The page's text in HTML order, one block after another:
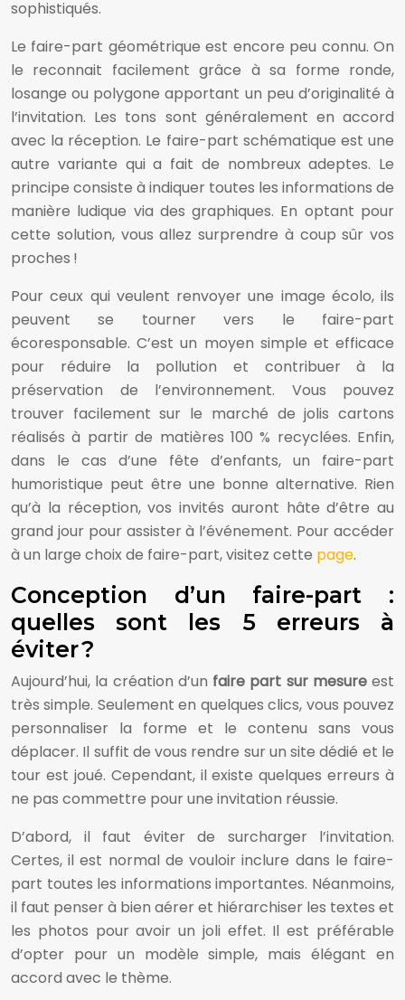
sophistiqués.
Le faire-part géométrique est encore peu connu. On
le reconnait facilement grâce à sa forme ronde,
losange ou polygone apportant un peu d’originalité à
l’invitation. Les tons sont généralement en accord
avec la réception. Le faire-part schématique est une
autre variante qui a fait de nombreux adeptes. Le
principe consiste à indiquer toutes les informations de
manière ludique via des graphiques. En optant pour
cette solution, vous allez surprendre à coup sûr vos
proches !
Pour ceux qui veulent renvoyer une image écolo, ils
peuvent se tourner vers le faire-part
écoresponsable. C’est un moyen simple et efficace
pour réduire la pollution et contribuer à la
préservation de l’environnement. Vous pouvez
trouver facilement sur le marché de jolis cartons
réalisés à partir de matières 100 % recyclées. Enfin,
dans le cas d’une fête d’enfants, un faire-part
humoristique peut être une bonne alternative. Rien
qu’à la réception, vos invités auront hâte d’être au
grand jour pour assister à l’événement. Pour accéder
à un large choix de faire-part, visitez cette page.
Conception d’un faire-part :
quelles sont les 5 erreurs à
éviter ?
Aujourd’hui, la création d’un faire part sur mesureest
très simple. Seulement en quelques clics, vous pouvez
personnaliser la forme et le contenu sans vous
déplacer. Il suffit de vous rendre sur un site dédié et le
tour est joué. Cependant, il existe quelques erreurs à
ne pas commettre pour une invitation réussie.
D’abord, il faut éviter de surcharger l’invitation.
Certes, il est normal de vouloir inclure dans le faire-
part toutes les informations importantes. Néanmoins,
il faut penser à bien aérer et hiérarchiser les textes et
les photos pour avoir un joli effet. Il est préférable
d’opter pour un modèle simple, mais élégant en
accord avec le thème.